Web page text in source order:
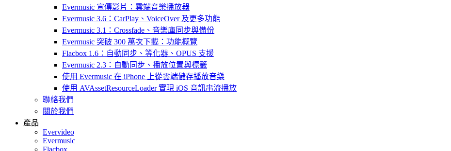
Evermusic 宣傳影片：雲端音樂播放器
Evermusic 3.6：CarPlay、VoiceOver 及更多功能
Evermusic 3.1：Crossfade、音樂庫同步與備份
Evermusic 突破 300 萬次下載：功能概覽
Flacbox 1.6：自動同步、等化器、OPUS 支援
Evermusic 2.3：自動同步、播放位置與標籤
使用 Evermusic 在 iPhone 上從雲端儲存播放音樂
使用 AVAssetResourceLoader 實現 iOS 音訊串流播放
聯絡我們
關於我們
產品
Evervideo
Evermusic
Flacbox